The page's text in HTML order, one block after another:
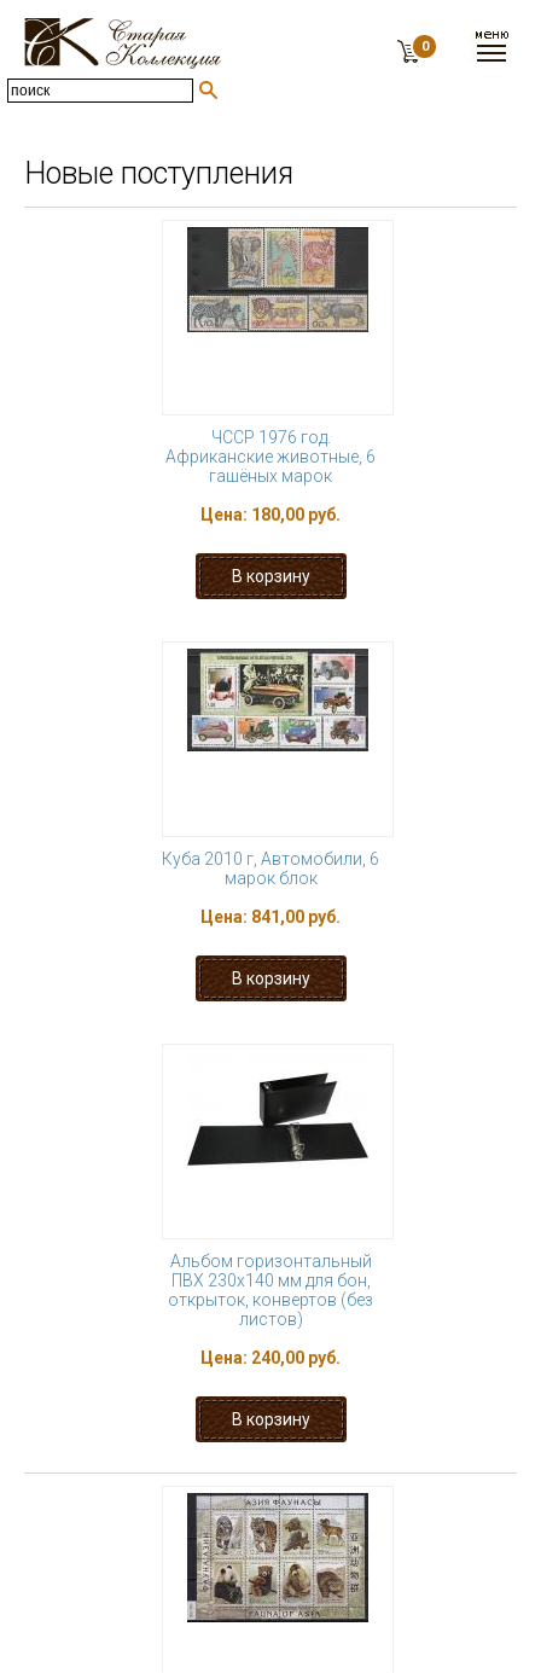
0
Новые поступления
ЧССР 1976 год.
Африканские животные, 6
гашёных марок
Цена: 180,00 руб.
Куба 2010 г, Автомобили, 6
марок блок
Цена: 841,00 руб.
Альбом горизонтальный
ПВХ 230х140 мм для бон,
открыток, конвертов (без
листов)
Цена: 240,00 руб.